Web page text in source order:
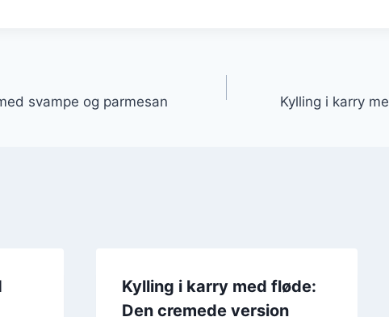
svampe og parmesan Kylling i karry
Kylling i karry med fløde:
Den cremede version